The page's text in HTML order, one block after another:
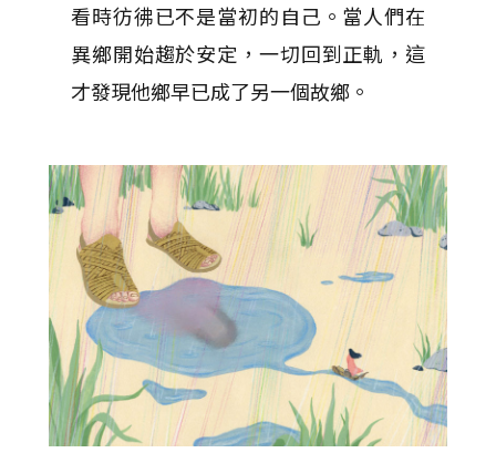
看時彷彿已不是當初的自己。當人們在
異鄉開始趨於安定，一切回到正軌，這
才發現他鄉早已成了另一個故鄉。